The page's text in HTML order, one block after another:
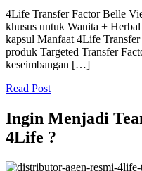
4Life Transfer Factor Belle
khusus untuk Wanita +
kapsul Manfaat 4Life
produk Targeted Transfer
keseimbangan […]
Read Post
Ingin Menjadi
4Life ?